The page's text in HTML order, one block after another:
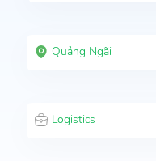
Quảng Ngãi
Logistics